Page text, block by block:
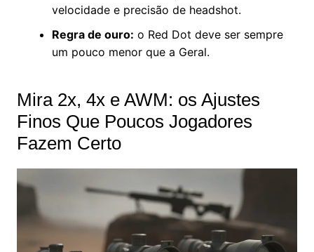
velocidade e precisão de headshot.
Regra de ouro: o Red Dot deve ser sempre
um pouco menor que a Geral.
Mira 2x, 4x e AWM: os Ajustes
Finos Que Poucos Jogadores
Fazem Certo